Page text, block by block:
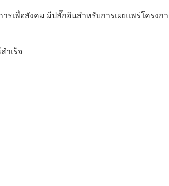
รเพื่อสังคม มีปลั๊กอินสำหรับการเผยแพร่โครงกา
ำเร็จ